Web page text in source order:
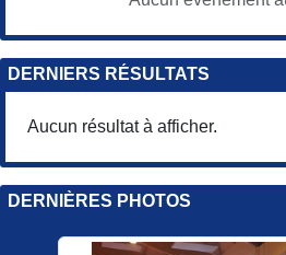
DERNIERS RÉSULTATS
Aucun résultat à afficher.
DERNIÈRES PHOTOS